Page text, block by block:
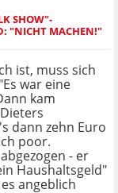
SHOW"-
"NICHT MACHEN!"
ist, muss sich
war eine
kam
dann zehn Euro
poor.
- er
Haushaltsgeld"
angeblich